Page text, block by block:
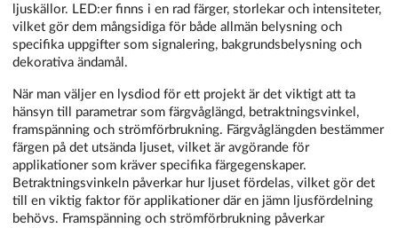
ljuskällor. LED:er finns i en rad färger, storlekar och intensiteter,
vilket gör dem mångsidiga för både allmän belysning och
specifika uppgifter som signalering, bakgrundsbelysning och
dekorativa ändamål.
När man väljer en lysdiod för ett projekt är det viktigt att ta
hänsyn till parametrar som färgvåglängd, betraktningsvinkel,
framspänning och strömförbrukning. Färgvåglängden bestämmer
färgen på det utsända ljuset, vilket är avgörande för
applikationer som kräver specifika färgegenskaper.
Betraktningsvinkeln påverkar hur ljuset fördelas, vilket gör det
till en viktig faktor för applikationer där en jämn ljusfördelning
behövs. Framspänning och strömförbrukning påverkar